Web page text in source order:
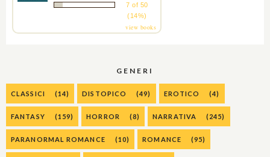
7 of 50
(14%)
view books
GENERI
CLASSICI (14) DISTOPICO (49) EROTICO (4)
FANTASY (159) HORROR (8) NARRATIVA (245)
PARANORMAL ROMANCE (10) ROMANCE (95)